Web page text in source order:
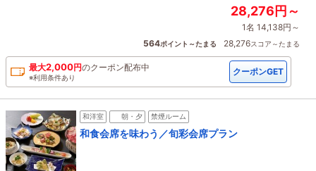
28,276円～
1名 14,138円～
564ポイント～たまる 28,276スコア～たまる
最大2,000円のクーポン配布中
※利用条件あり
クーポンGET
和洋室 朝・夕 禁煙ルーム
和食会席を味わう／旬彩会席プラン